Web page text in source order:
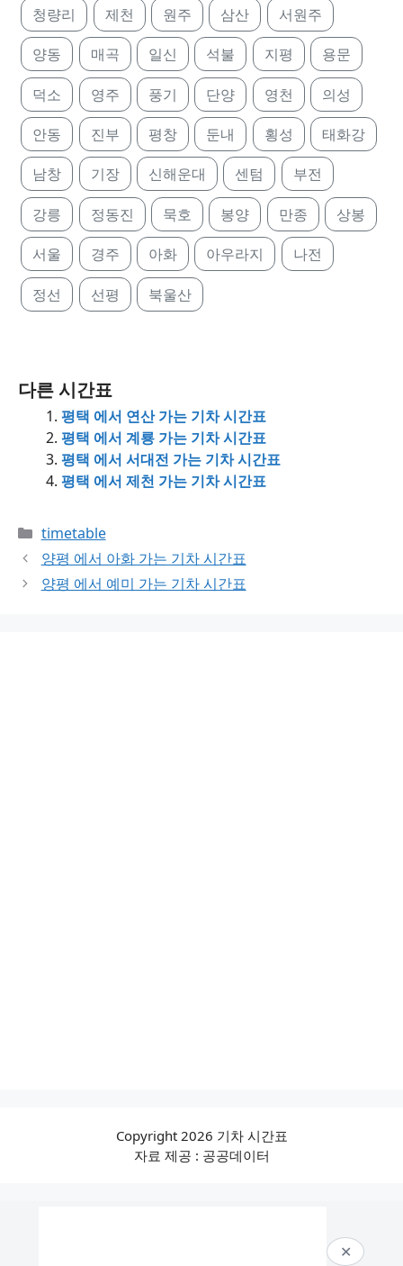
청량리 제천 원주 삼산 서원주
양동 매곡 일신 석불 지평 용문
덕소 영주 풍기 단양 영천 의성
안동 진부 평창 둔내 횡성 태화강
남창 기장 신해운대 센텀 부전
강릉 정동진 묵호 봉양 만종 상봉
서울 경주 아화 아우라지 나전
정선 선평 북울산
다른 시간표
평택 에서 연산 가는 기차 시간표
평택 에서 계룡 가는 기차 시간표
평택 에서 서대전 가는 기차 시간표
평택 에서 제천 가는 기차 시간표
Categories
timetable
양평 에서 아화 가는 기차 시간표
양평 에서 예미 가는 기차 시간표
Copyright 2026 기차 시간표
자료 제공 : 공공데이터
✕